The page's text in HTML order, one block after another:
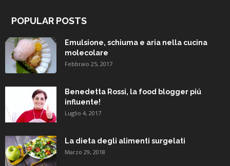
POPULAR POSTS
Emulsione, schiuma e aria nella cucina
molecolare
Febbraio 25, 2017
Benedetta Rossi, la food blogger piú
influente!
Luglio 4, 2017
La dieta degli alimenti surgelati
Marzo 29, 2018